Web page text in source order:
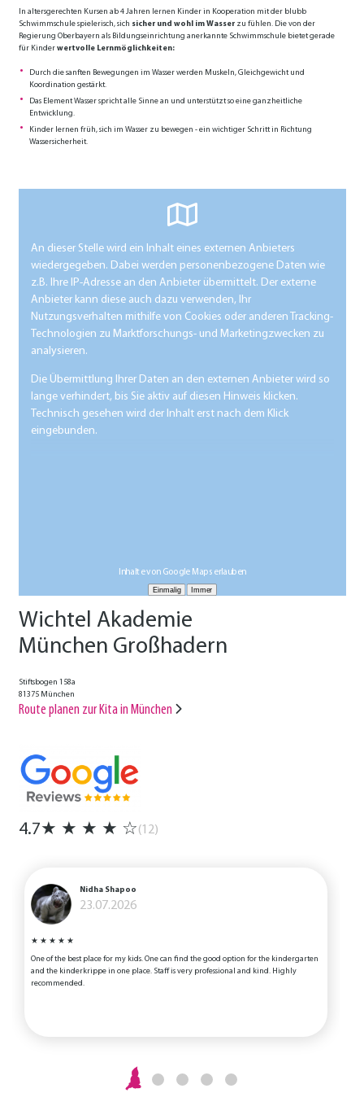
In altersgerechten Kursen ab 4 Jahren lernen Kinder in Kooperation mit der blubb
Schwimmschule spielerisch, sich sicher und wohl im Wasserzu fühlen. Die von der
Regierung Oberbayern als Bildungseinrichtung anerkannte Schwimmschule bietet gerade
für Kinderwertvolle Lernmöglichkeiten:
Durch die sanften Bewegungen im Wasser werden Muskeln, Gleichgewicht und
Koordination gestärkt.
Das Element Wasser spricht alle Sinne an und unterstützt so eine ganzheitliche
Entwicklung.
Kinder lernen früh, sich im Wasser zu bewegen - ein wichtiger Schritt in Richtung
Wassersicherheit.
An dieser Stelle wird ein Inhalt eines externen Anbieters
wiedergegeben. Dabei werden personenbezogene Daten wie
z.B. Ihre IP-Adresse an den Anbieter übermittelt. Der externe
Anbieter kann diese auch dazu verwenden, Ihr
Nutzungsverhalten mithilfe von Cookies oder anderen Tracking-
Technologien zu Marktforschungs- und Marketingzwecken zu
analysieren.
Die Übermittlung Ihrer Daten an den externen Anbieter wird so
lange verhindert, bis Sie aktiv auf diesen Hinweis klicken.
Technisch gesehen wird der Inhalt erst nach dem Klick
eingebunden.
Inhalte von Google Maps erlauben
Wichtel Akademie
München Großhadern
Stiftsbogen 158a
81375 München
Route planen zur Kita in München
4.7★ ★ ★ ★ ☆(12)
Nidha Shapoo
23.07.2026
★ ★ ★ ★ ★
One of the best place for my kids. One can find the good option for the kindergarten
and the kinderkrippe in one place. Staff is very professional and kind. Highly
recommended.